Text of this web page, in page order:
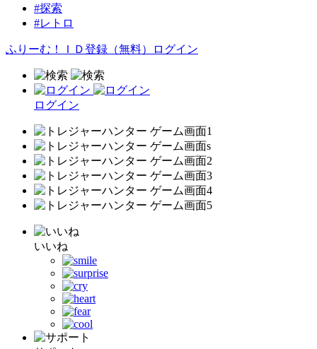
#探索
#レトロ
ふりーむ！ＩＤ登録（無料） ログイン
ログイン
いいね